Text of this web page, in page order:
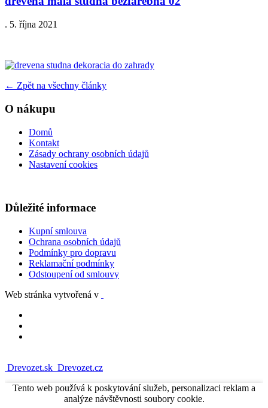
. 5. října 2021
← Zpět na všechny články
O nákupu
Domů
Kontakt
Zásady ochrany osobních údajů
Nastavení cookies
Důležité informace
Kupní smlouva
Ochrana osobních údajů
Podmínky pro dopravu
Reklamační podmínky
Odstoupení od smlouvy
Web stránka vytvořená v
Drevozet.sk Drevozet.cz
Tento web používá k poskytování služeb, personalizaci reklam a
analýze návštěvnosti soubory cookie.